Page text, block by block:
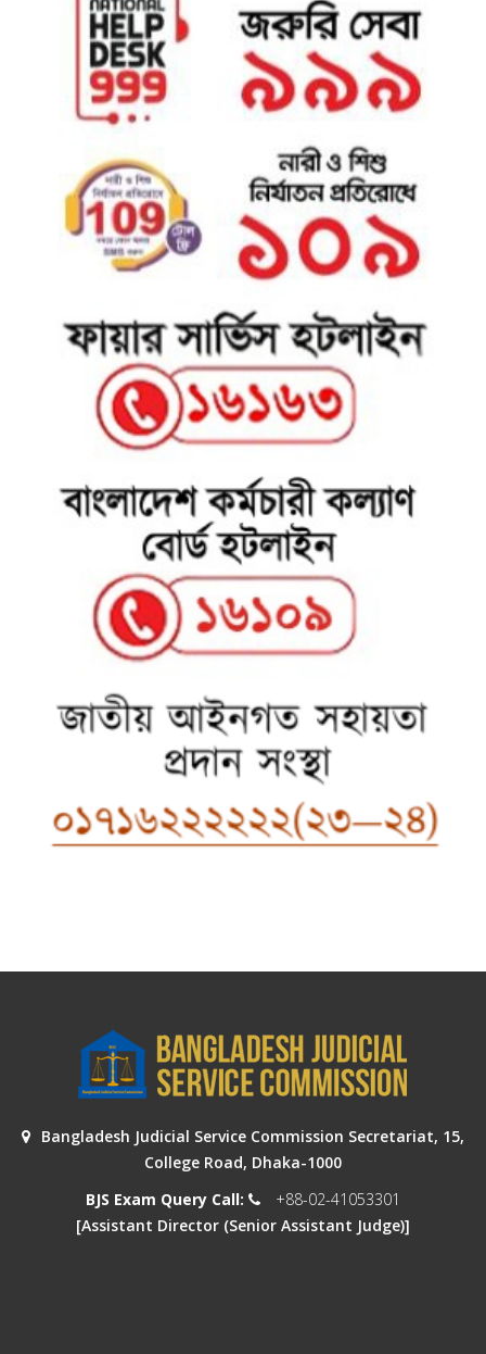
Bangladesh Judicial Service Commission Secretariat, 15,
College Road, Dhaka-1000
BJS Exam Query Call:
+88-02-41053301
[Assistant Director (Senior Assistant Judge)]